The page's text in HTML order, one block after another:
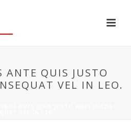
ANTE QUIS JUSTO
VEL IN LEO.